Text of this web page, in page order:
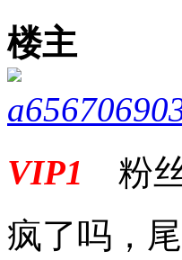
楼主
VIP1 粉
疯了吗，